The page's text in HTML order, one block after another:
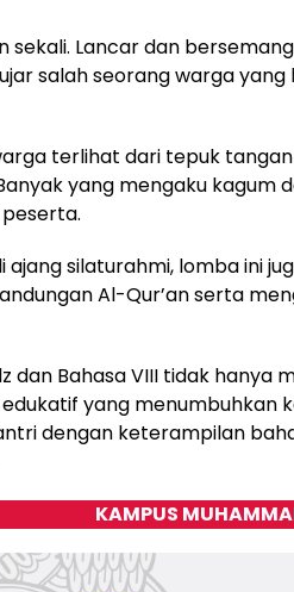
sekali. Lancar dan
ujar salah seorang warga
terlihat dari tepuk
yang mengaku kagum
ajang silaturahmi, lomba ini
Al-Qur’an serta
dan Bahasa VIII tidak
yang menumbuhkan
dengan keterampilan
KAMPUS